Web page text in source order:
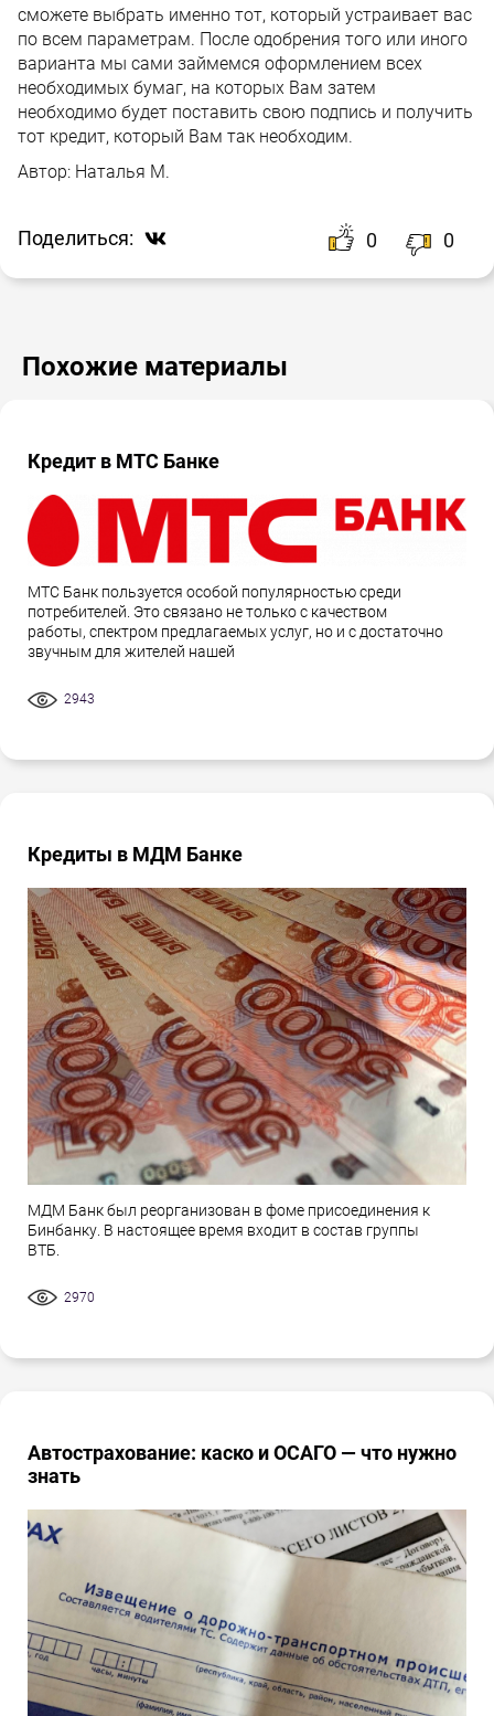
сможете выбрать именно тот, который устраивает вас
по всем параметрам. После одобрения того или иного
варианта мы сами займемся оформлением всех
необходимых бумаг, на которых Вам затем
необходимо будет поставить свою подпись и получить
тот кредит, который Вам так необходим.
Автор: Наталья М.
Поделиться: 0 0
Похожие материалы
Кредит в МТС Банке
МТС Банк пользуется особой популярностью среди
потребителей. Это связано не только с качеством
работы, спектром предлагаемых услуг, но и с достаточно
звучным для жителей нашей
2943
Кредиты в МДМ Банке
МДМ Банк был реорганизован в фоме присоединения к
Бинбанку. В настоящее время входит в состав группы
ВТБ.
2970
Автострахование: каско и ОСАГО — что нужно
знать